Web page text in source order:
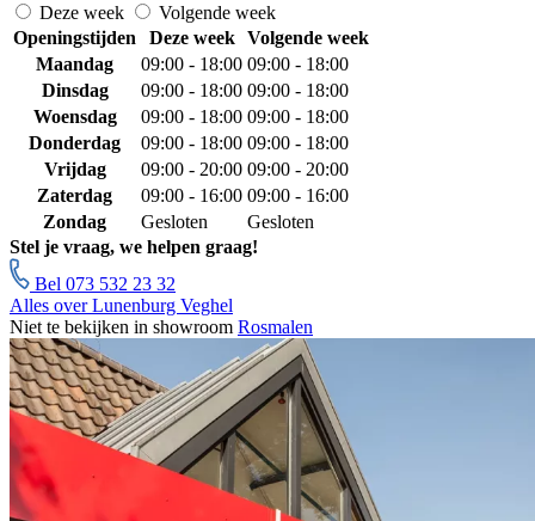
Deze week
Volgende week
Openingstijden
Deze week
Volgende week
Maandag
09:00 - 18:00 09:00 - 18:00
Dinsdag
09:00 - 18:00 09:00 - 18:00
Woensdag
09:00 - 18:00 09:00 - 18:00
Donderdag
09:00 - 18:00 09:00 - 18:00
Vrijdag
09:00 - 20:00 09:00 - 20:00
Zaterdag
09:00 - 16:00 09:00 - 16:00
Zondag
Gesloten
Gesloten
Stel je vraag, we helpen graag!
Bel 073 532 23 32
Alles over Lunenburg Veghel
Niet te bekijken in showroom Rosmalen